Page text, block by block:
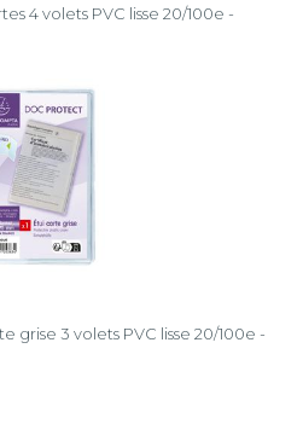
4 volets PVC lisse 20/100e -
3 volets PVC lisse 20/100e -